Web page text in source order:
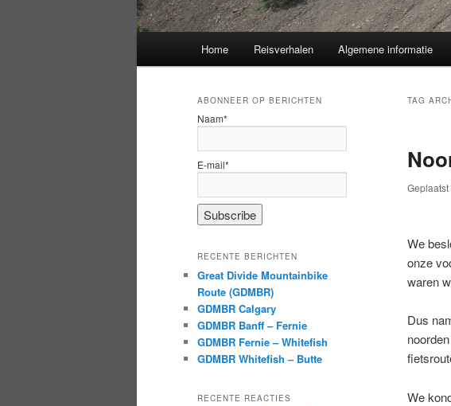
Home Reisverhalen Algemene informatie
TAG
Geplaatst
We
onze
waren
Dus
We
ABONNEER OP BERICHTEN
Naam*
E-mail*
RECENTE BERICHTEN
Great Divide Mountainbike
Route (GDMBR)
GDMBR Calgary
GDMBR Banff – Fernie
GDMBR Fernie – Whitefish
GDMBR Whitefish – Butte
RECENTE REACTIES